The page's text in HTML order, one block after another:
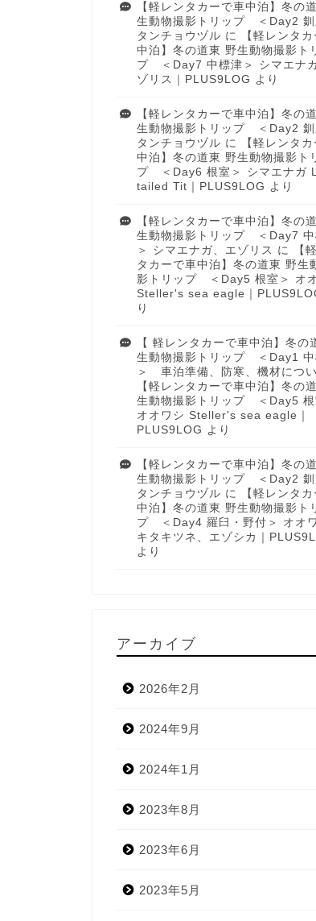
【軽レンタカーで車中泊】冬の
生動物撮影トリップ ＜Day2 釧
タンチョウヅル に
【軽レンタ
中泊】冬の道東 野生動物撮影ト
プ ＜Day7 中標津＞ シマエナ
ゾリス｜PLUS9LOG より
【軽レンタカーで車中泊】冬の
生動物撮影トリップ ＜Day2 釧
タンチョウヅル に
【軽レンタ
中泊】冬の道東 野生動物撮影ト
プ ＜Day6 根室＞ シマエナガ
tailed Tit｜PLUS9LOG より
【軽レンタカーで車中泊】冬の
生動物撮影トリップ ＜Day7 中
＞ シマエナガ、エゾリス に
【
タカーで車中泊】冬の道東 野生
影トリップ ＜Day5 根室＞ オ
Steller's sea eagle｜
り
【 軽レンタカーで車中泊】冬の
生動物撮影トリップ ＜Day1 中
＞ 車泊準備、防寒、機材につ
【軽レンタカーで車中泊】冬の
生動物撮影トリップ ＜Day5 根
オオワシ Steller's sea eagle｜
PLUS9LOG より
【軽レンタカーで車中泊】冬の
生動物撮影トリップ ＜Day2 釧
タンチョウヅル に
【軽レンタ
中泊】冬の道東 野生動物撮影ト
プ ＜Day4 羅臼・野付＞ オオワ
キタキツネ、エゾシカ｜
より
アーカイブ
2026年2月
2024年9月
2024年1月
2023年8月
2023年6月
2023年5月